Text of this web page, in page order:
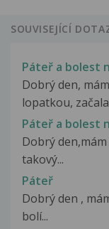
SOUVISEJÍCÍ
Páteř a bolest
Dobrý den,
lopatkou,
Páteř a bolest
Dobrý
takový...
Páteř
Dobrý den ,
bolí...